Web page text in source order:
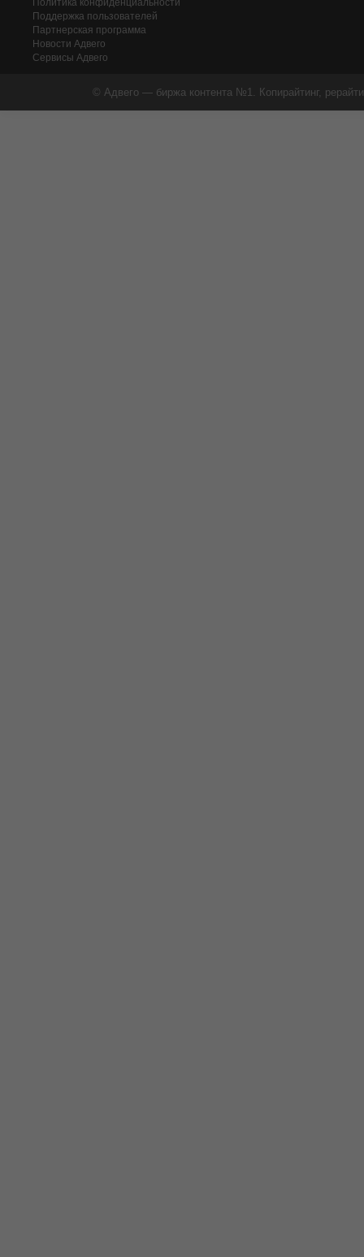
Политика конфиденциальности
Поддержка пользователей
Партнерская программа
Новости Адвего
Сервисы Адвего
© Адвего — биржа контента №1. Копирайтинг,